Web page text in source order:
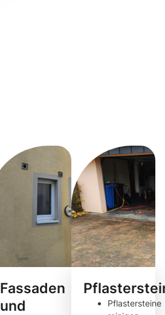
Fassaden
und
Pflastersteine